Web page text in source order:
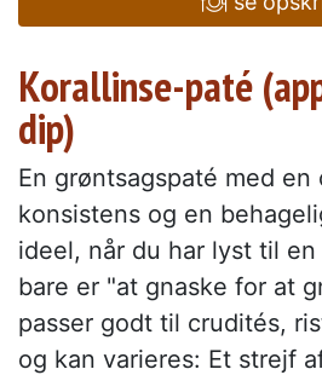
Korallinse-paté
dip)
En grøntsagspaté med en
konsistens og en
ideel, når du har lyst til
bare er "at gnaske for at
passer godt til crudités,
og kan varieres: Et strejf